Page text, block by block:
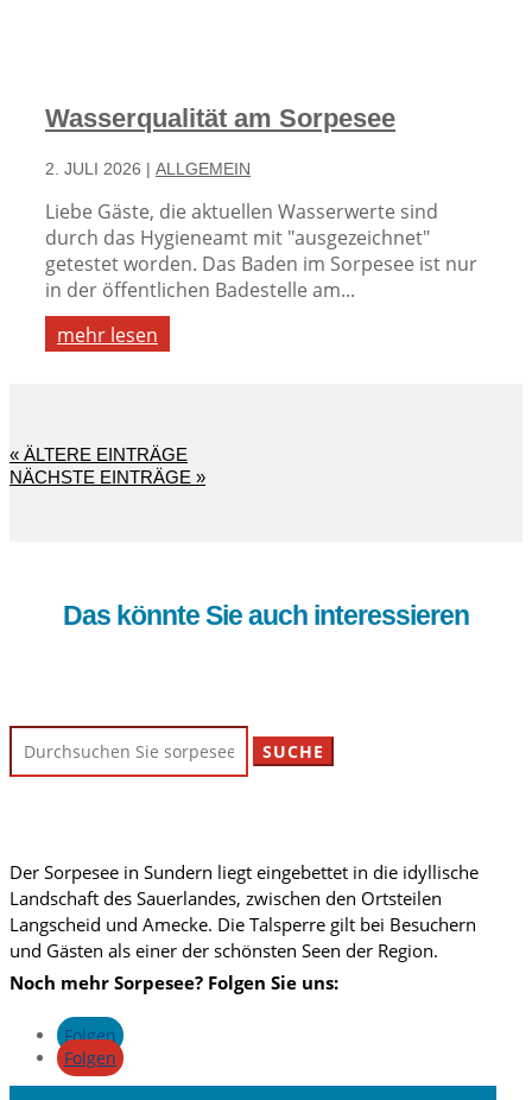
Wasserqualität am Sorpesee
2. JULI 2026 | ALLGEMEIN
Liebe Gäste, die aktuellen Wasserwerte sind
durch das Hygieneamt mit "ausgezeichnet"
getestet worden. Das Baden im Sorpesee ist nur
in der öffentlichen Badestelle am...
mehr lesen
« ÄLTERE EINTRÄGE
NÄCHSTE EINTRÄGE »
Das könnte Sie auch interessieren
Suchen
nach:
Der Sorpesee in Sundern liegt eingebettet in die idyllische
Landschaft des Sauerlandes, zwischen den Ortsteilen
Langscheid und Amecke. Die Talsperre gilt bei Besuchern
und Gästen als einer der schönsten Seen der Region.
Noch mehr Sorpesee? Folgen Sie uns:
Folgen
Folgen